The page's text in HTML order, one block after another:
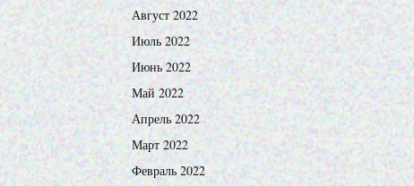
Август 2022
Июль 2022
Июнь 2022
Май 2022
Апрель 2022
Март 2022
Февраль 2022